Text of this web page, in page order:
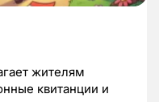
жителям
квитанции и